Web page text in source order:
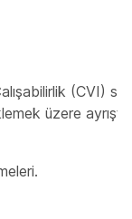
(CVI)
üzere